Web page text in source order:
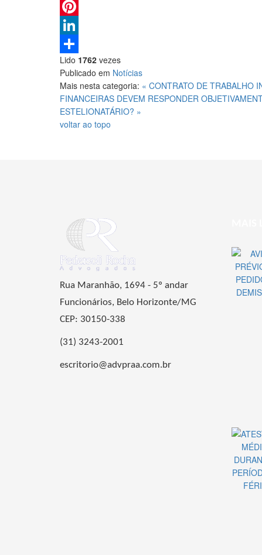
Email
Pinterest
LinkedIn
Share
Lido 1762 vezes
Publicado em Notícias
Mais nesta categoria: « CONTRATO DE TRABALHO
FINANCEIRAS DEVEM RESPONDER
ESTELIONATÁRIO? »
voltar ao topo
Rua Maranhão, 1694 - 5º andar
Funcionários, Belo Horizonte/MG
CEP: 30150-338
(31) 3243-2001
escritorio@advpraa.com.br